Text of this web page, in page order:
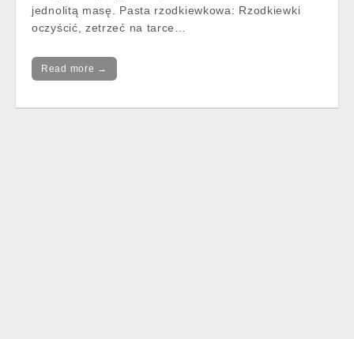
jednolitą masę. Pasta rzodkiewkowa: Rzodkiewki
oczyścić, zetrzeć na tarce…
Read more →